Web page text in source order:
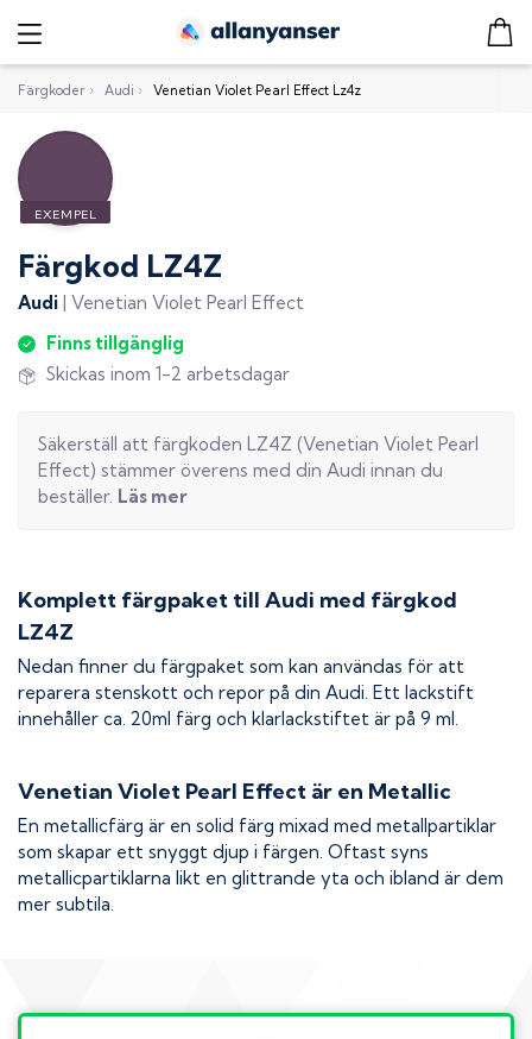
Färgkoder › Audi › Venetian Violet Pearl Effect Lz4z
Färgkod LZ4Z
Audi | Venetian Violet Pearl Effect
Finns tillgänglig
Skickas inom 1-2 arbetsdagar
Säkerställ att färgkoden LZ4Z (Venetian Violet Pearl
Effect) stämmer överens med din Audi innan du
beställer. Läs mer
Komplett färgpaket till Audi med färgkod
LZ4Z
Nedan finner du färgpaket som kan användas för att
reparera stenskott och repor på din Audi. Ett lackstift
innehåller ca. 20ml färg och klarlackstiftet är på 9 ml.
Venetian Violet Pearl Effect är en Metallic
En metallicfärg är en solid färg mixad med metallpartiklar
som skapar ett snyggt djup i färgen. Oftast syns
metallicpartiklarna likt en glittrande yta och ibland är dem
mer subtila.